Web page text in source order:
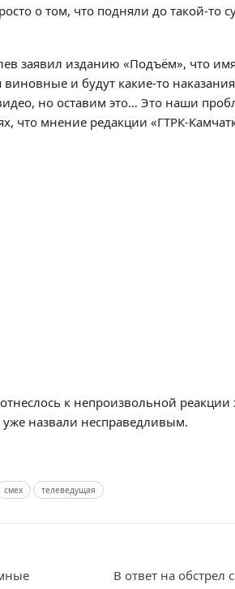
о том, что подняли до такой-
заявил изданию «Подъём», что
виновные и будут какие-то
но оставим это… Это наши
что мнение редакции «ГТРК-
к непроизвольной
назвали несправедливым.
смех телеведущая
В ответ на